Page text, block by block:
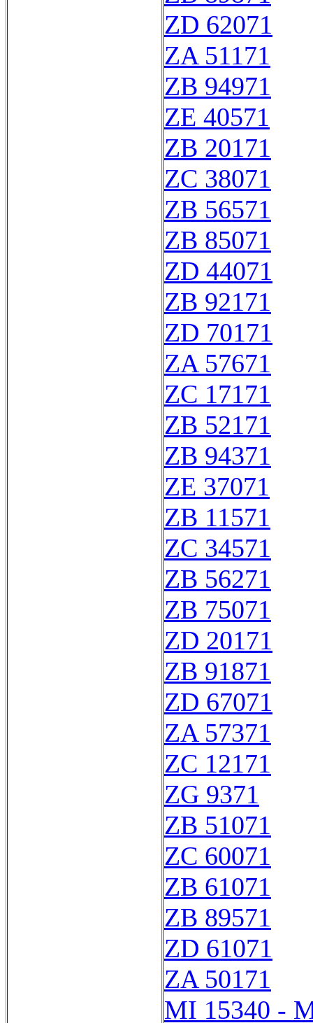
ZD 62071
ZA 51171
ZB 94971
ZE 40571
ZB 20171
ZC 38071
ZB 56571
ZB 85071
ZD 44071
ZB 92171
ZD 70171
ZA 57671
ZC 17171
ZB 52171
ZB 94371
ZE 37071
ZB 11571
ZC 34571
ZB 56271
ZB 75071
ZD 20171
ZB 91871
ZD 67071
ZA 57371
ZC 12171
ZG 9371
ZB 51071
ZC 60071
ZB 61071
ZB 89571
ZD 61071
ZA 50171
MI 15340 -